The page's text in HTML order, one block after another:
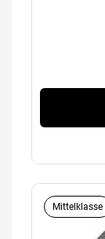
Mittelklasse